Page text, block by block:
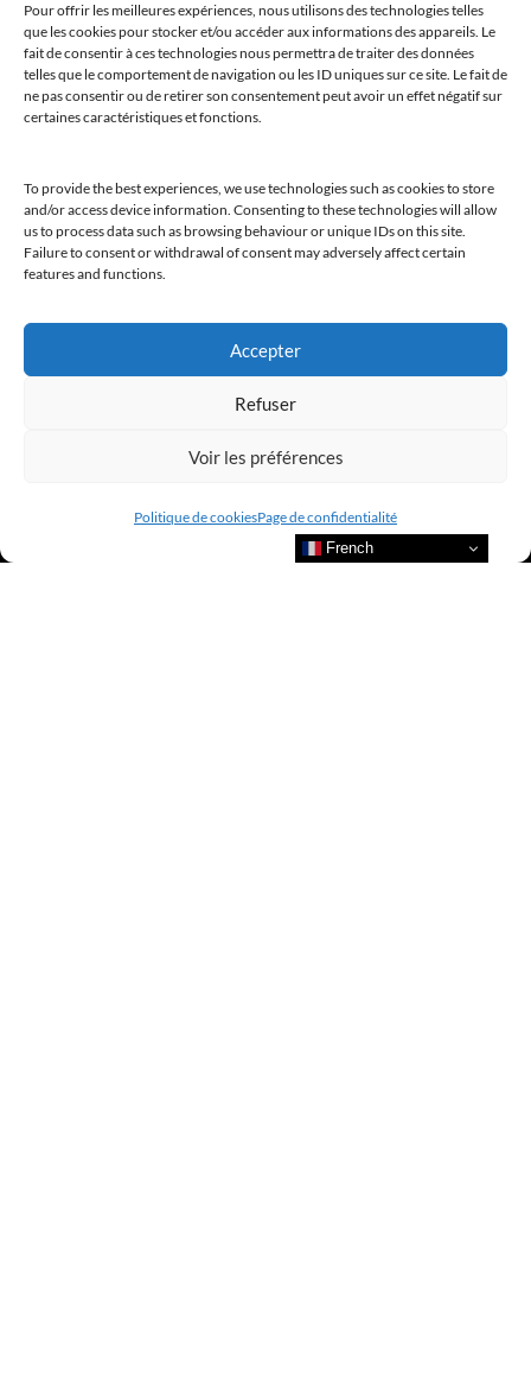
Pour offrir les meilleures expériences, nous utilisons des technologies telles
que les cookies pour stocker et/ou accéder aux informations des appareils. Le
fait de consentir à ces technologies nous permettra de traiter des données
telles que le comportement de navigation ou les ID uniques sur ce site. Le fait de
ne pas consentir ou de retirer son consentement peut avoir un effet négatif sur
certaines caractéristiques et fonctions.
To provide the best experiences, we use technologies such as cookies to store
and/or access device information. Consenting to these technologies will allow
us to process data such as browsing behaviour or unique IDs on this site.
Failure to consent or withdrawal of consent may adversely affect certain
features and functions.
Accepter
Refuser
Voir les préférences
Politique de cookiesPage de confidentialité
@clubamilcar
French